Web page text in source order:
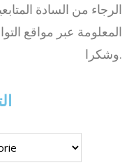
الرجاء من السادة
المعلومة عبر مواقع
وشكرا.